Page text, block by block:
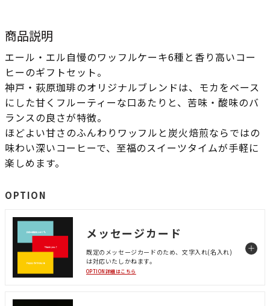
商品説明
エール・エル自慢のワッフルケーキ6種と香り高いコー
ヒーのギフトセット。
神戸・萩原珈琲のオリジナルブレンドは、モカをベース
にした甘くフルーティーな口あたりと、苦味・酸味のバ
ランスの良さが特徴。
ほどよい甘さのふんわりワッフルと炭火焙煎ならではの
味わい深いコーヒーで、至福のスイーツタイムが手軽に
楽しめます。
OPTION
メッセージカード
既定のメッセージカードのため、文字入れ(名入れ)
は対応いたしかねます。
OPTION詳細はこちら